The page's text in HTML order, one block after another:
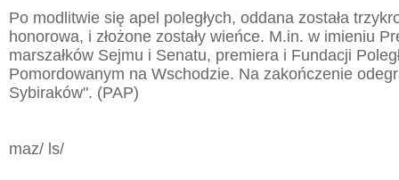
Po modlitwie się apel poległych, oddana została
honorowa, i złożone zostały wieńce. M.in. w imieniu
marszałków Sejmu i Senatu, premiera i Fundacji
Pomordowanym na Wschodzie. Na zakończenie
Sybiraków". (PAP)
maz/ ls/